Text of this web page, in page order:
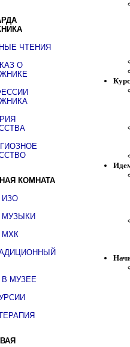
ЧТЕНИЯ
О
КОМНАТА
ИЗО
МУЗЫКИ
МХК
В МУЗЕЕ